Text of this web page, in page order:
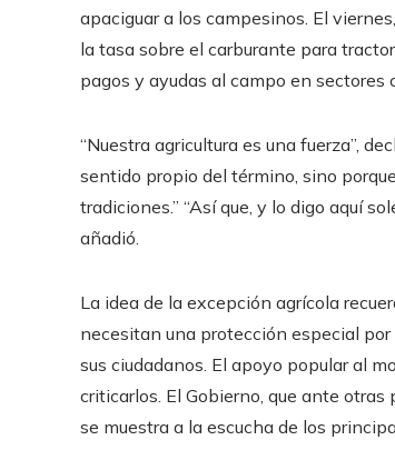
apaciguar a los campesinos. El
la tasa sobre el carburante para
pagos y ayudas al campo en sectores
“Nuestra agricultura es una fuerza”,
sentido propio del término, sino
tradiciones.” “Así que, y lo digo aquí
añadió.
La idea de la excepción agrícola
necesitan una protección especial
sus ciudadanos. El apoyo popular al
criticarlos. El Gobierno, que ante
se muestra a la escucha de los